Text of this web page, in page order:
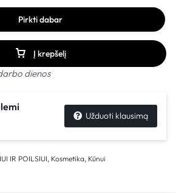
Į krepšelį
Pirkti dabar
dienos
Užduoti klausimą
IR POILSIUI, Kosmetika, Kūnui